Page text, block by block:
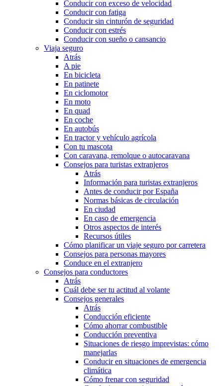
Conducir con exceso de velocidad
Conducir con fatiga
Conducir sin cinturón de seguridad
Conducir con estrés
Conducir con sueño o cansancio
Viaja seguro
Atrás
A pie
En bicicleta
En patinete
En ciclomotor
En moto
En quad
En coche
En autobús
En tractor y vehículo agrícola
Con tu mascota
Con caravana, remolque o autocaravana
Consejos para turistas extranjeros
Atrás
Información para turistas extranjeros
Antes de conducir por España
Normas básicas de circulación
En ciudad
En caso de emergencia
Otros aspectos de interés
Recursos útiles
Cómo planificar un viaje seguro por carretera
Consejos para personas mayores
Conduce en el extranjero
Consejos para conductores
Atrás
Cuál debe ser tu actitud al volante
Consejos generales
Atrás
Conducción eficiente
Cómo ahorrar combustible
Conducción preventiva
Situaciones de riesgo imprevistas: cómo
manejarlas
Conducir en situaciones de emergencia
climática
Cómo frenar con seguridad